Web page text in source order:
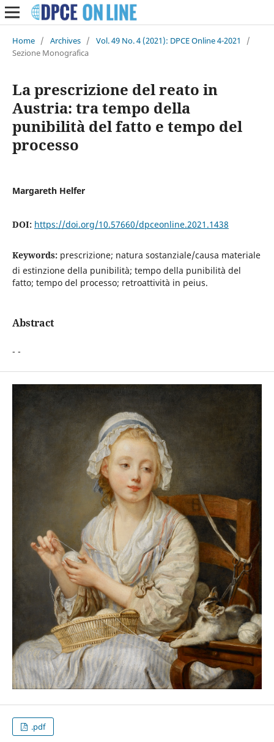
Home / Archives / Vol. 49 No. 4 (2021): DPCE Online 4-2021
/
Sezione Monografica
La prescrizione del reato in
Austria: tra tempo della
punibilità del fatto e tempo del
processo
Margareth Helfer
DOI: https://doi.org/10.57660/dpceonline.2021.1438
Keywords: prescrizione; natura sostanziale/causa materiale
di estinzione della punibilità; tempo della punibilità del
fatto; tempo del processo; retroattività in peius.
Abstract
- -
.pdf